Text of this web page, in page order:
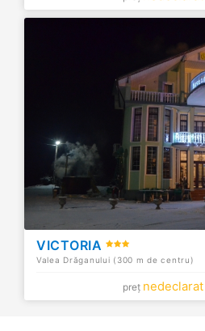
VICTORIA
Valea Drăganului (300 m de centru)
preț nedeclarat